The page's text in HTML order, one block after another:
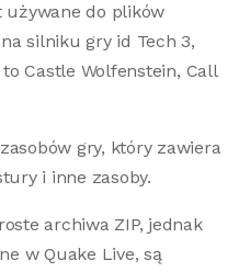
używane do plików
silniku gry id Tech 3,
Castle Wolfenstein, Call
gry, który zawiera
i inne zasoby.
archiwa ZIP, jednak
w Quake Live, są